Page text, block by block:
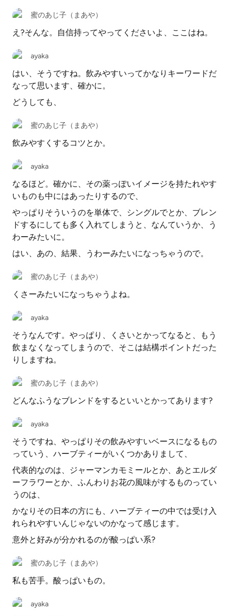
蜜のあじ子（まあや）
え?そんな。自信持ってやってくださいよ、ここはね。
ayaka
はい、そうですね。飲みやすいってかなりキーワードだ
なって思います、確かに。
どうしても、
蜜のあじ子（まあや）
飲みやすくするコツとか。
ayaka
なるほど。確かに、その薬っぽいイメージを持たれやす
いものも中にはあったりするので、
やっぱりそういうのを単体で、シングルでとか、ブレン
ドするにしても多く入れてしまうと、なんていうか、う
わーみたいに。
はい、あの、結果、うわーみたいになっちゃうので。
蜜のあじ子（まあや）
くさーみたいになっちゃうよね。
ayaka
そうなんです。やっぱり、くさいとかってなると、もう
飲まなくなってしまうので、そこは結構ポイントだった
りしますね。
蜜のあじ子（まあや）
どんなふうなブレンドをするといいとかってあります?
ayaka
そうですね、やっぱりその飲みやすいベースになるもの
っていう、ハーブティーがいくつかありまして、
代表的なのは、ジャーマンカモミールとか、あとエルダ
ーフラワーとか、ふんわりお花の風味がするものってい
うのは、
かなりその日本の方にも、ハーブティーの中では受け入
れられやすいんじゃないのかなって感じます。
意外と好みが分かれるのが酸っぱい系?
蜜のあじ子（まあや）
私も苦手。酸っぱいもの。
ayaka